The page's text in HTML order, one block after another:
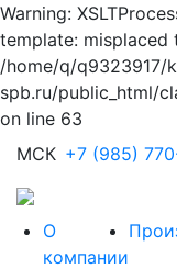
Warning:
template: misplaced
/home/q/q9323917/
spb.ru/public_html/
on line 63
МСК +7 (985)
О
компании